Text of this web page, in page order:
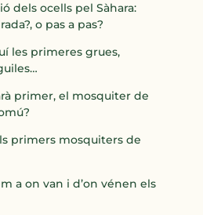
dels ocells pel Sàhara:
o pas a pas?
les primeres grues,
primer, el mosquiter de
primers mosquiters de
a on van i d’on vénen els